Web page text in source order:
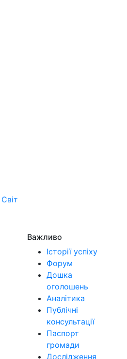
Світ
Важливо
Історії успіху
Форум
Дошка
оголошень
Аналітика
Публічні
консультації
Паспорт
громади
Дослідження